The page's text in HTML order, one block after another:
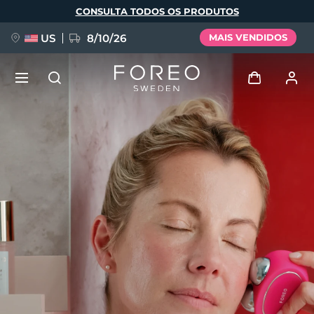
principal
CONSULTA TODOS OS PRODUTOS
US 8/10/26 MAIS VENDIDOS
Perfil de usuário
Meus aparelhos
Meus pedidos
Meus endereços
As minhas subscrições
FAQ™ Pure Beauty-Tech Elixir
BREAKING NEWS
issa™ Teeth Whitening Set
Deutsch
Español
Italiano
Português
Svenska
Русский
简体中文 繁體中文